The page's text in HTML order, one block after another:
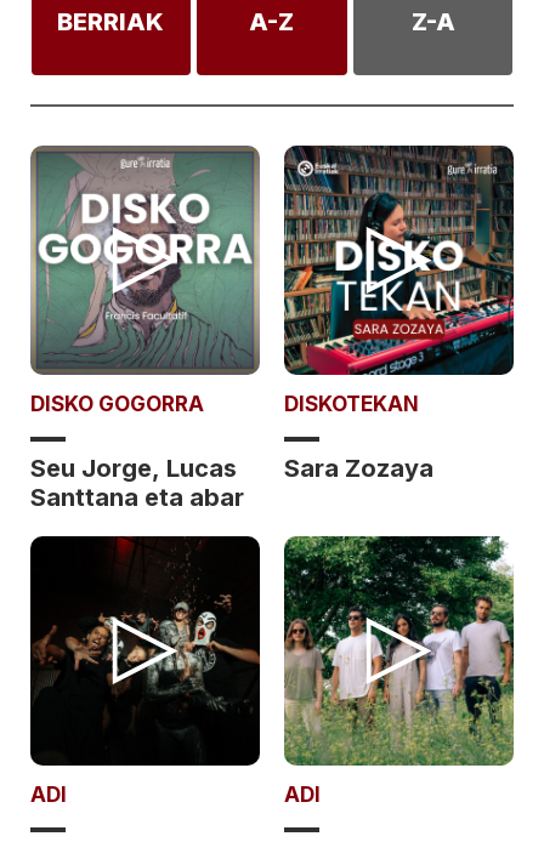
BERRIAK A-Z Z-A
DISKO GOGORRA
Seu Jorge, Lucas
Santtana eta abar
DISKOTEKAN
Sara Zozaya
ADI ADI